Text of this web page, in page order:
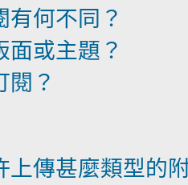
有何不同？
面或主題？
閱？
上傳甚麼類型的